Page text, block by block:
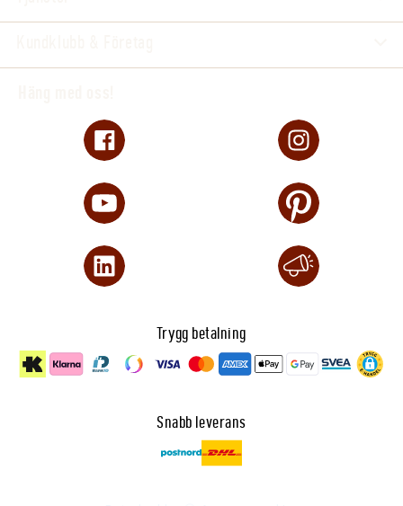
Trygg betalning
Snabb leverans